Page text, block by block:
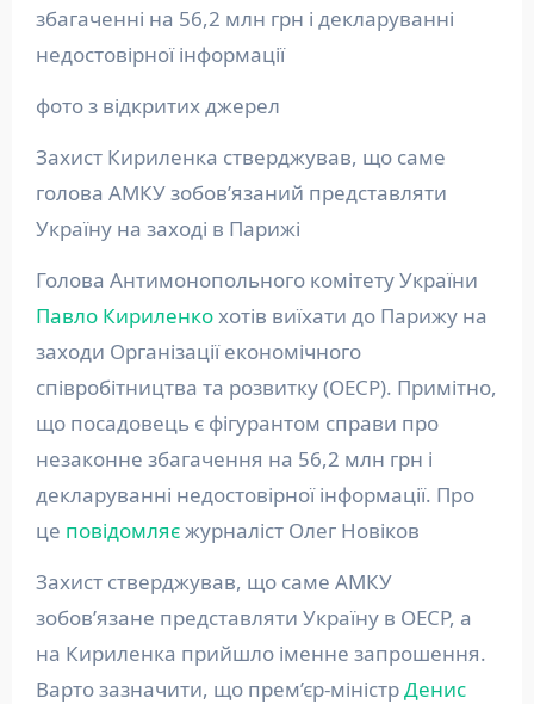
збагаченні на 56,2 млн грн і декларуванні
недостовірної інформації
фото з відкритих джерел
Захист Кириленка стверджував, що саме
голова АМКУ зобов’язаний представляти
Україну на заході в Парижі
Голова Антимонопольного комітету України
Павло Кириленкохотів виїхати до Парижу на
заходи Організації економічного
співробітництва та розвитку (ОЕСР). Примітно,
що посадовець є фігурантом справи про
незаконне збагачення на 56,2 млн грн і
декларуванні недостовірної інформації. Про
це повідомляєжурналіст Олег Новіков
Захист стверджував, що саме АМКУ
зобов’язане представляти Україну в ОЕСР, а
на Кириленка прийшло іменне запрошення.
Варто зазначити, що прем’єр-міністрДенис